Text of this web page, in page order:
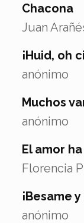
Chacona
Juan
¡Huid, oh
anónimo
Muchos
anónimo
El amor
Florencia
¡Besame
anónimo